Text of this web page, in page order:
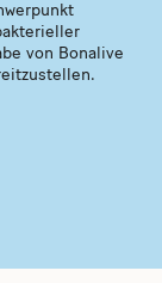
von Bonalive